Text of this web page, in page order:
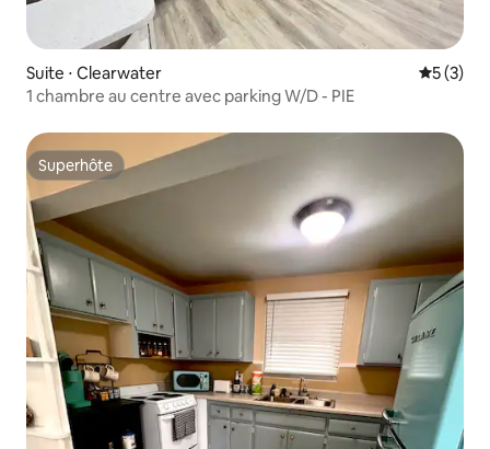
Suite ⋅ Clearwater
5 (3)
1 chambre au centre avec parking W/D - PIE
Superhôte
Superhôte